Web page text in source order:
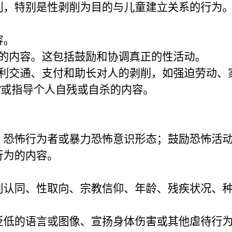
特别是性剥削为目的与儿童建立关系的行为
容。这包括鼓励和协调真正的性活动。
通、支付和助长对人的剥削，如强迫劳动、
指导个人自残或自杀的内容。
怖行为者或暴力恐怖意识形态；鼓励恐怖活
的内容。
同、性取向、宗教信仰、年龄、残疾状况、
的语言或图像、宣扬身体伤害或其他虐待行